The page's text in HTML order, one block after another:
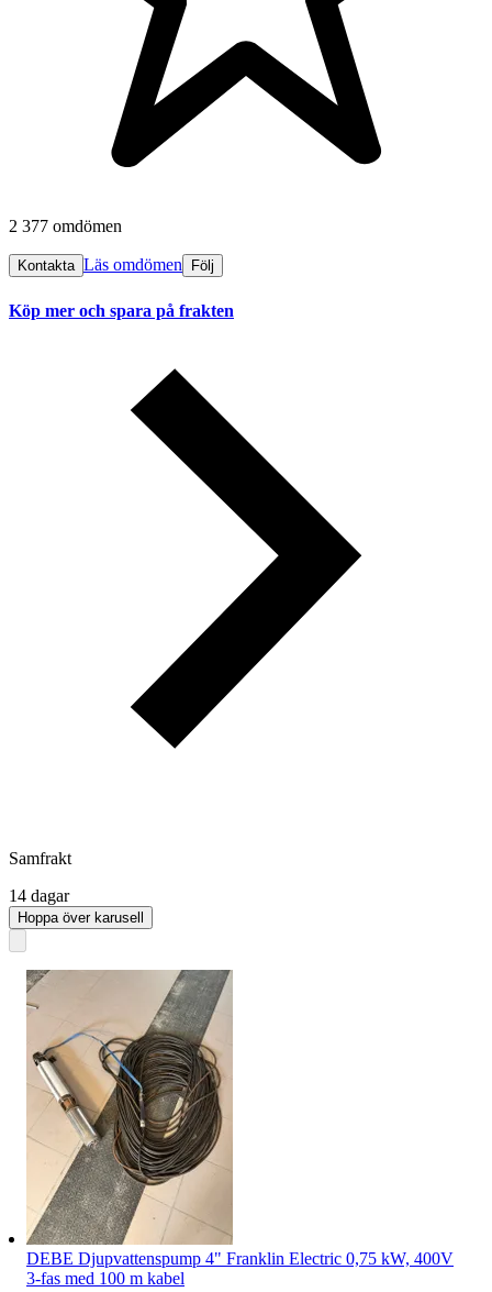
2 377 omdömen
Kontakta Läs omdömen Följ
Köp mer och spara på frakten
Samfrakt
14 dagar
Hoppa över karusell
DEBE Djupvattenspump 4" Franklin Electric 0,75 kW, 400V
3-fas med 100 m kabel